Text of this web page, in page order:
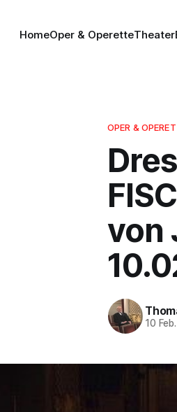
HomeOper & OperetteTheater
OPER &
von
10